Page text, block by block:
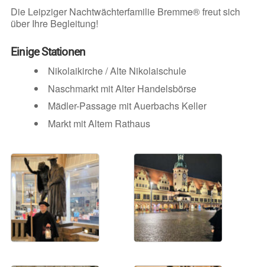
Die Leipziger Nachtwächterfamilie Bremme® freut sich
über Ihre Begleitung!
Einige Stationen
Nikolaikirche / Alte Nikolaischule
Naschmarkt mit Alter Handelsbörse
Mädler-Passage mit Auerbachs Keller
Markt mit Altem Rathaus